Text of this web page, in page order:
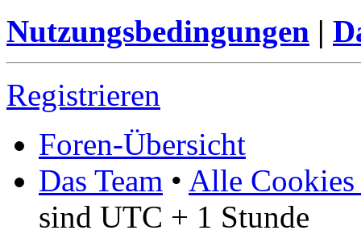
Nutzungsbedingungen |
Registrieren
Foren-Übersicht
Das Team • Alle Cookies
sind UTC + 1 Stunde